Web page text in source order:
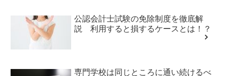
公認会計士試験の免除制度を徹底解
説 利用すると損するケースとは！？
専門学校は同じところに通い続けるべ